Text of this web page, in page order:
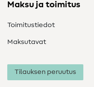
Maksu ja toimitus
Toimitustiedot
Maksutavat
Tilauksen peruutus